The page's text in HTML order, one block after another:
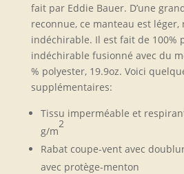
fait par Eddie Bauer. D’une
reconnue, ce manteau est léger,
indéchirable. Il est fait de 100%
indéchirable fusionné avec du
% polyester, 19.9oz. Voici
supplémentaires:
Tissu imperméable et
g/m
2
Rabat coupe-vent avec
avec protège-menton